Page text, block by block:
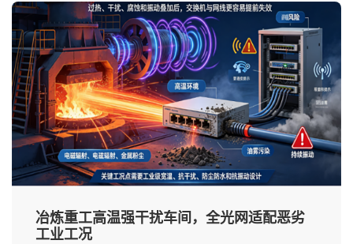
冶炼重工高温强干扰车间，全光网适配恶劣
工业工况